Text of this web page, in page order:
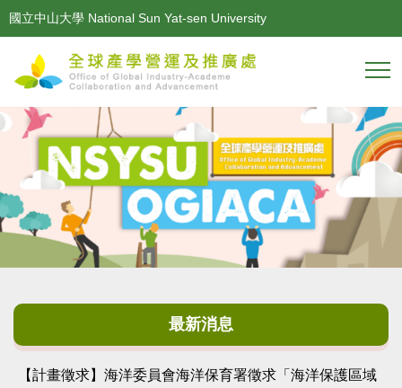
跳
到
要
區
國立中山大學 National Sun Yat-sen University
最新消息
【計畫徵求】海洋委員會海洋保育署徵求「海洋保護區域